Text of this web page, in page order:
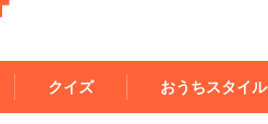
クイズ おうちスタイル